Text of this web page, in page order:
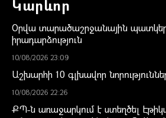
Կարևոր
Օրվա տարածաշրջանային
իրադարձություն
10/08/2026 23:09
Աշխարհի 10 գլխավոր
10/08/2026 22:26
ՔՊ-ն առաջարկում է ստեղծել